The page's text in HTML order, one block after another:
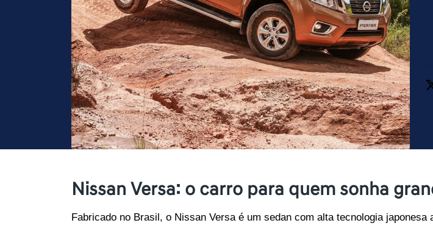
Nissan Versa: o carro para quem sonha
Fabricado no Brasil, o Nissan Versa é um sedan com alta tecnologia